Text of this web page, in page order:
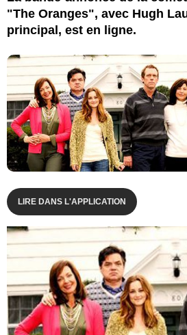
"The Oranges", avec Hugh
principal, est en ligne.
LIRE DANS L'APPLICATION